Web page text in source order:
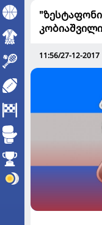
11:56/27-12-2017